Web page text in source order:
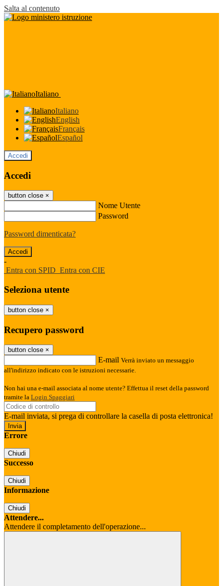
Salta al contenuto
Italiano
Italiano
English
Français
Español
Accedi
Accedi
button close ×
Nome Utente
Password
Password dimenticata?
-
Entra con SPID Entra con CIE
Seleziona utente
button close ×
Recupero password
button close ×
E-mail Verrà inviato un messaggio
all'indirizzo indicato con le istruzioni necessarie.
Non hai una e-mail associata al nome utente? Effettua il reset della password
tramite la Login Spaggiari
E-mail inviata, si prega di controllare la casella di posta elettronica!
Errore
Chiudi
Successo
Chiudi
Informazione
Chiudi
Attendere...
Attendere il completamento dell'operazione...